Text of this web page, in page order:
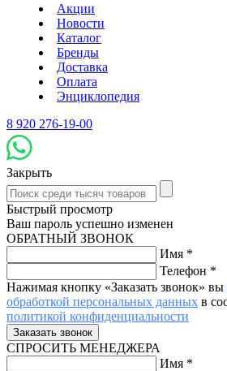
Акции
Новости
Каталог
Бренды
Доставка
Оплата
Энциклопедия
8 920 276-19-00
Закрыть
Быстрый просмотр
Ваш пароль успешно изменен
ОБРАТНЫЙ ЗВОНОК
Имя *
Телефон *
Нажимая кнопку «Заказать звонок» вы
обработкой персональных данных в
политикой конфиденциальности
СПРОСИТЬ МЕНЕДЖЕРА
Имя *